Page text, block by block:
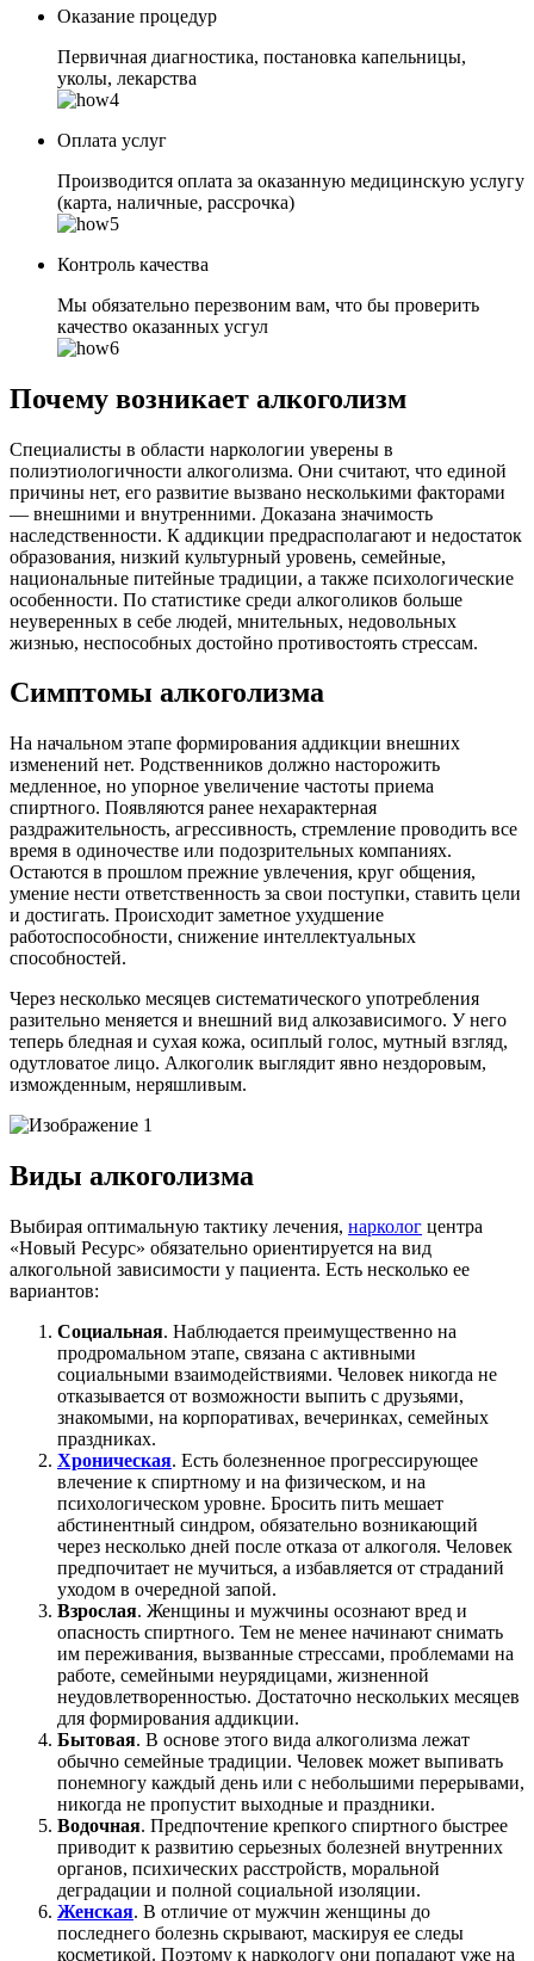
Оказание процедур
Первичная диагностика, постановка капельницы,
уколы, лекарства
Оплата услуг
Производится оплата за оказанную медицинскую услугу
(карта, наличные, рассрочка)
Контроль качества
Мы обязательно перезвоним вам, что бы проверить
качество оказанных усгул
Почему возникает алкоголизм
Специалисты в области наркологии уверены в
полиэтиологичности алкоголизма. Они считают, что единой
причины нет, его развитие вызвано несколькими факторами
— внешними и внутренними. Доказана значимость
наследственности. К аддикции предрасполагают и недостаток
образования, низкий культурный уровень, семейные,
национальные питейные традиции, а также психологические
особенности. По статистике среди алкоголиков больше
неуверенных в себе людей, мнительных, недовольных
жизнью, неспособных достойно противостоять стрессам.
Симптомы алкоголизма
На начальном этапе формирования аддикции внешних
изменений нет. Родственников должно насторожить
медленное, но упорное увеличение частоты приема
спиртного. Появляются ранее нехарактерная
раздражительность, агрессивность, стремление проводить все
время в одиночестве или подозрительных компаниях.
Остаются в прошлом прежние увлечения, круг общения,
умение нести ответственность за свои поступки, ставить цели
и достигать. Происходит заметное ухудшение
работоспособности, снижение интеллектуальных
способностей.
Через несколько месяцев систематического употребления
разительно меняется и внешний вид алкозависимого. У него
теперь бледная и сухая кожа, осиплый голос, мутный взгляд,
одутловатое лицо. Алкоголик выглядит явно нездоровым,
изможденным, неряшливым.
Виды алкоголизма
Выбирая оптимальную тактику лечения, нарколог центра
«Новый Ресурс» обязательно ориентируется на вид
алкогольной зависимости у пациента. Есть несколько ее
вариантов:
Социальная. Наблюдается преимущественно на
продромальном этапе, связана с активными
социальными взаимодействиями. Человек никогда не
отказывается от возможности выпить с друзьями,
знакомыми, на корпоративах, вечеринках, семейных
праздниках.
Хроническая. Есть болезненное прогрессирующее
влечение к спиртному и на физическом, и на
психологическом уровне. Бросить пить мешает
абстинентный синдром, обязательно возникающий
через несколько дней после отказа от алкоголя. Человек
предпочитает не мучиться, а избавляется от страданий
уходом в очередной запой.
Взрослая. Женщины и мужчины осознают вред и
опасность спиртного. Тем не менее начинают снимать
им переживания, вызванные стрессами, проблемами на
работе, семейными неурядицами, жизненной
неудовлетворенностью. Достаточно нескольких месяцев
для формирования аддикции.
Бытовая. В основе этого вида алкоголизма лежат
обычно семейные традиции. Человек может выпивать
понемногу каждый день или с небольшими перерывами,
никогда не пропустит выходные и праздники.
Водочная. Предпочтение крепкого спиртного быстрее
приводит к развитию серьезных болезней внутренних
органов, психических расстройств, моральной
деградации и полной социальной изоляции.
Женская. В отличие от мужчин женщины до
последнего болезнь скрывают, маскируя ее следы
косметикой. Поэтому к наркологу они попадают уже на